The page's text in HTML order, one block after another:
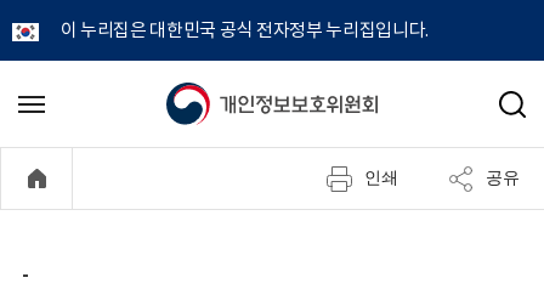
이 누리집은 대한민국 공식 전자정부 누리집입니다.
개
정
메
기
검
인쇄 공유
-